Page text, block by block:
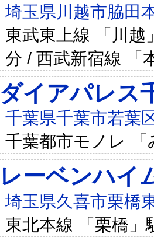
埼玉県川越市脇田
東武東上線 「川越
分 / 西武新宿線 「
ダイアパレス
千葉県千葉市若葉
千葉都市モノレ
レーベンハイ
埼玉県久喜市栗橋
東北本線 「栗橋」